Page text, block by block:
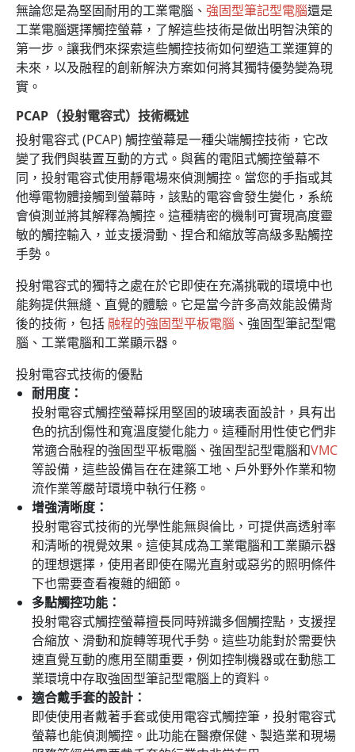
無論您是為堅固耐用的工業電腦、 強固型筆記型電腦還是
工業電腦選擇觸控螢幕，了解這些技術是做出明智決策的
第一步。讓我們來探索這些觸控技術如何塑造工業運算的
未來，以及融程的創新解決方案如何將其獨特優勢變為現
實。
PCAP（投射電容式）技術概述
投射電容式 (PCAP) 觸控螢幕是一種尖端觸控技術，它改
變了我們與裝置互動的方式。與舊的電阻式觸控螢幕不
同，投射電容式使用靜電場來偵測觸控。當您的手指或其
他導電物體接觸到螢幕時，該點的電容會發生變化，系統
會偵測並將其解釋為觸控。這種精密的機制可實現高度靈
敏的觸控輸入，並支援滑動、捏合和縮放等高級多點觸控
手勢。
投射電容式的獨特之處在於它即使在充滿挑戰的環境中也
能夠提供無縫、直覺的體驗。它是當今許多高效能設備背
後的技術，包括融程的強固型平板電腦 、強固型筆記型電
腦、工業電腦和工業顯示器。
投射電容式技術的優點
耐用度：
投射電容式觸控螢幕採用堅固的玻璃表面設計，具有出
色的抗刮傷性和寬溫度變化能力。這種耐用性使它們非
常適合融程的強固型平板電腦、強固型記型電腦和VMC
等設備，這些設備旨在在建築工地、戶外野外作業和物
流作業等嚴苛環境中執行任務。
增強清晰度：
投射電容式技術的光學性能無與倫比，可提供高透射率
和清晰的視覺效果。這使其成為工業電腦和工業顯示器
的理想選擇，使用者即使在陽光直射或惡劣的照明條件
下也需要查看複雜的細節。
多點觸控功能：
投射電容式觸控螢幕擅長同時辨識多個觸控點，支援捏
合縮放、滑動和旋轉等現代手勢。這些功能對於需要快
速直覺互動的應用至關重要，例如控制機器或在動態工
業環境中存取強固型筆記型電腦上的資料。
適合戴手套的設計：
即使使用者戴著手套或使用電容式觸控筆，投射電容式
螢幕也能偵測觸控。此功能在醫療保健、製造業和現場